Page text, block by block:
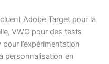
Adobe Target pour la
VWO pour des tests
l’expérimentation
personnalisation en